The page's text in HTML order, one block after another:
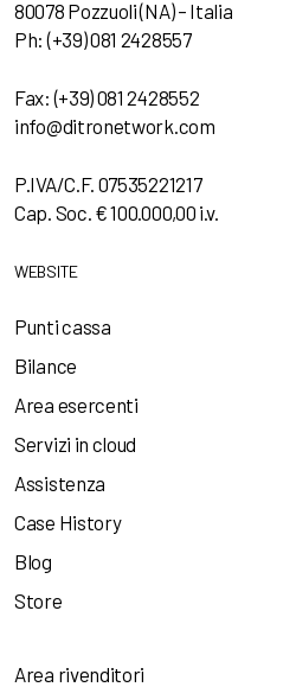
80078 Pozzuoli (NA) – Italia
Ph: (+39) 081 2428557
Fax: (+39) 081 2428552
info@ditronetwork.com
P.IVA/C.F. 07535221217
Cap. Soc. € 100.000,00 i.v.
WEBSITE
Punti cassa
Bilance
Area esercenti
Servizi in cloud
Assistenza
Case History
Blog
Store
Area rivenditori